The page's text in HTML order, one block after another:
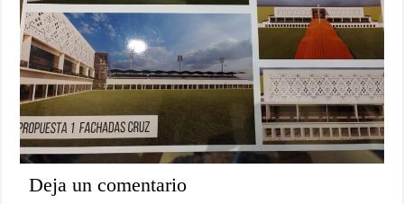
Deja un comentario